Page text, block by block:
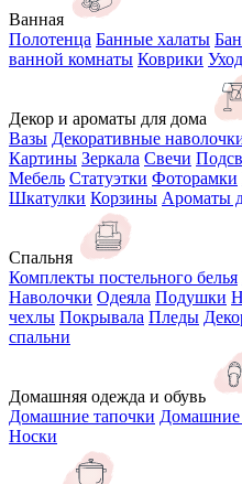
Ванная
Полотенца Банные халаты
ванной комнаты Коврики
Декор и ароматы для дома
Вазы Декоративные
Картины Зеркала Свечи
Мебель Статуэтки Фоторамки
Шкатулки Корзины Ароматы
Спальня
Комплекты постельного белья
Наволочки Одеяла Подушки
чехлы Покрывала Пледы
спальни
Домашняя одежда и обувь
Домашние тапочки Домашние
Носки